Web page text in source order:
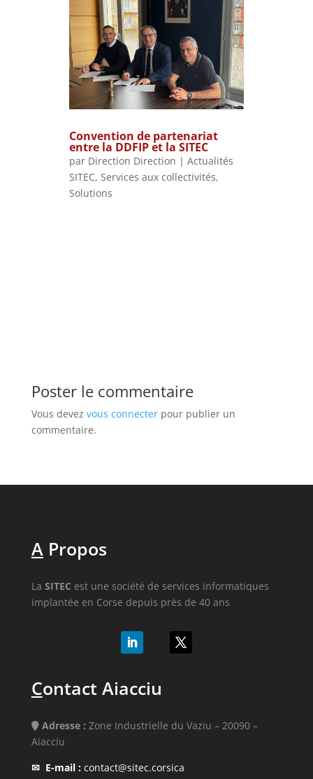
Convention de partenariat
entre la DDFIP et la SITEC
par Direction Direction | Actualités
SITEC, Services aux collectivités,
Solutions
Poster le commentaire
Vous devez vous connecterpour publier un
commentaire.
A Propos
La SITEC est une société de services informatiques
implantée en Corse depuis près de 40 ans
Contact Aiacciu
Adresse : Zone Industrielle du Vaziu – 20090 –
Aiacciu
✉ E-mail :contact@sitec.corsica